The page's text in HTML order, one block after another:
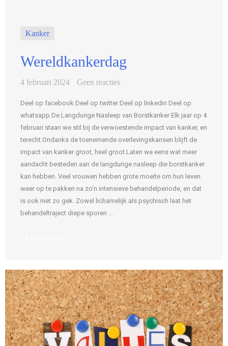
Kanker
Wereldkankerdag
4 februari 2024 Geen reacties
Deel op facebook Deel op twitter Deel op linkedin Deel op
whatsapp De Langdurige Nasleep van Borstkanker Elk jaar op 4
februari staan we stil bij de verwoestende impact van kanker, en
terecht.Ondanks de toenemende overlevingskansen blijft de
impact van kanker groot, heel groot.Laten we eens wat meer
aandacht besteden aan de langdurige nasleep die borstkanker
kan hebben. Veel vrouwen hebben grote moeite om hun leven
weer op te pakken na zo’n intensieve behandelperiode, en dat
is ook niet zo gek. Zowel lichamelijk als psychisch laat het
behandeltraject diepe sporen ...